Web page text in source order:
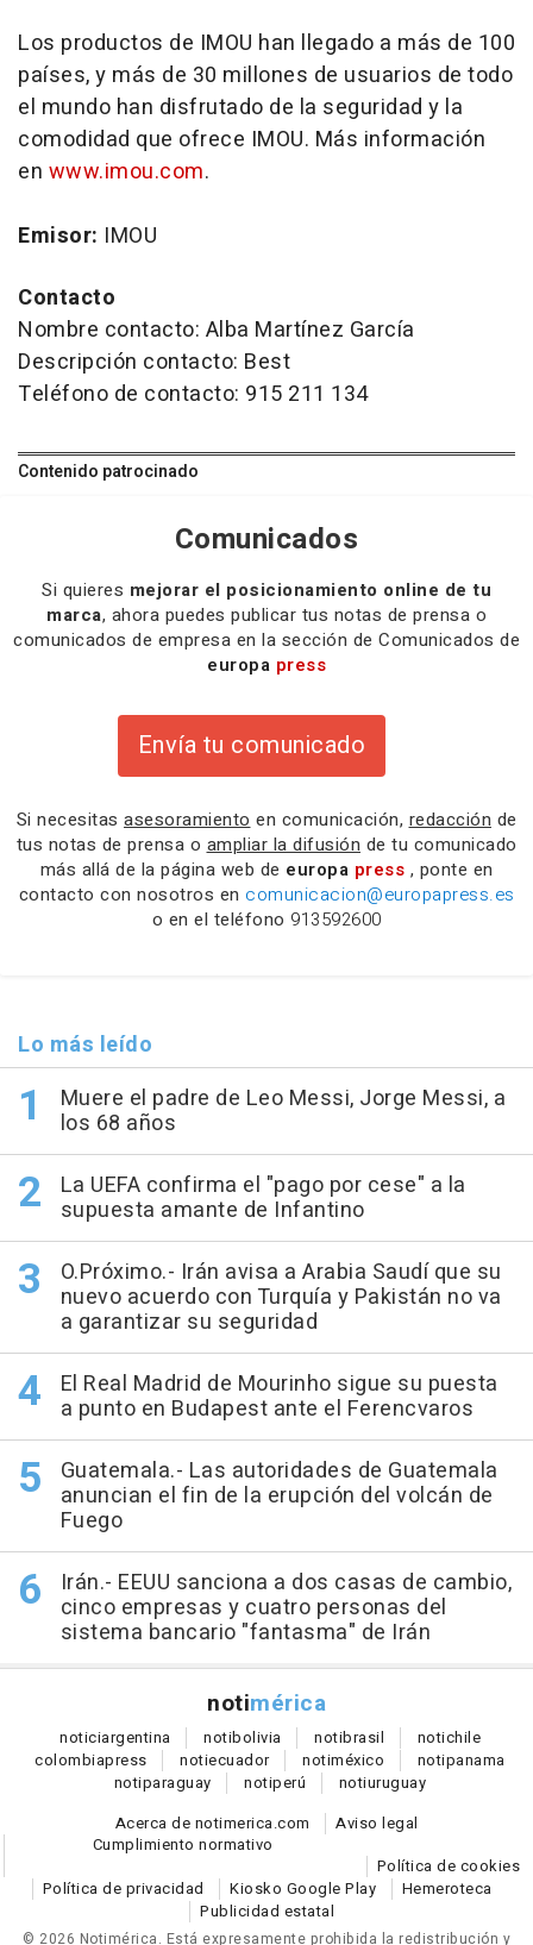
Los productos de IMOU han llegado a más de 100
países, y más de 30 millones de usuarios de todo
el mundo han disfrutado de la seguridad y la
comodidad que ofrece IMOU. Más información
en www.imou.com.
Emisor: IMOU
Contacto
Nombre contacto: Alba Martínez García
Descripción contacto: Best
Teléfono de contacto: 915 211 134
Contenido patrocinado
Comunicados
Si quieres mejorar el posicionamiento online de tu
marca, ahora puedes publicar tus notas de prensa o
comunicados de empresa en la sección de Comunicados de
europa press
Envía tu comunicado
Si necesitas asesoramiento en comunicación, redacción de
tus notas de prensa o ampliar la difusión de tu comunicado
más allá de la página web de europa press , ponte en
contacto con nosotros en comunicacion@europapress.es
o en el teléfono 913592600
Lo más leído
Muere el padre de Leo Messi, Jorge Messi, a
los 68 años
La UEFA confirma el "pago por cese" a la
supuesta amante de Infantino
O.Próximo.- Irán avisa a Arabia Saudí que su
nuevo acuerdo con Turquía y Pakistán no va
a garantizar su seguridad
El Real Madrid de Mourinho sigue su puesta
a punto en Budapest ante el Ferencvaros
Guatemala.- Las autoridades de Guatemala
anuncian el fin de la erupción del volcán de
Fuego
Irán.- EEUU sanciona a dos casas de cambio,
cinco empresas y cuatro personas del
sistema bancario "fantasma" de Irán
notimérica
noticiargentina notibolivia notibrasil notichile
colombiapress notiecuador notiméxico notipanama
notiparaguay notiperú notiuruguay
Acerca de notimerica.com
Aviso legal
Cumplimiento normativo
Política de cookies
Política de privacidad
Kiosko Google Play
Hemeroteca
Publicidad estatal
© 2026 Notimérica. Está expresamente prohibida la redistribución y